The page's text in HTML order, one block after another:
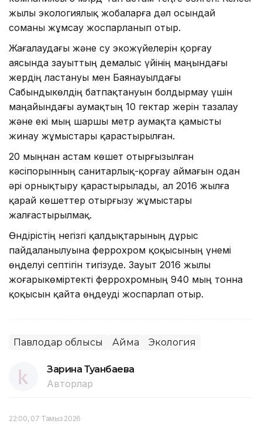
жылы экологиялық жобаларға дәл осындай
соманы жұмсау жоспарланып отыр.
Жағалаудағы және су экожүйелерін қорғау
аясында зауыттың демалыс үйінің маңындағы
жердің ластануы мен Баянауылдағы
Сабындыкөлдің батпақтануын болдырмау үшін
маңайындағы аумақтың 10 гектар жерін тазалау
және екі мың шаршы метр аумақта қамысты
жинау жұмыстары қарастырылған.
20 мыңнан астам көшет отырғызылған
кәсіпорынның санитарлық-қорғау аймағын одан
әрі орнықтыру қарастырылады, ал 2016 жылға
қарай көшеттер отырғызу жұмыстары
жалғастырылмақ.
Өндірістің негізгі қалдықтарының дұрыс
пайдаланылуына феррохром қоқысының үнемі
өңделуі септігін тигізуде. Зауыт 2016 жылы
жоғарыкөміртекті феррохромның 940 мың тонна
қоқысын қайта өңдеуді жоспарлап отыр.
Павлодар облысы Аймақ Экология
Зарина Туғанбаева
Авторлар
22:00, 07 Тамыз 2026